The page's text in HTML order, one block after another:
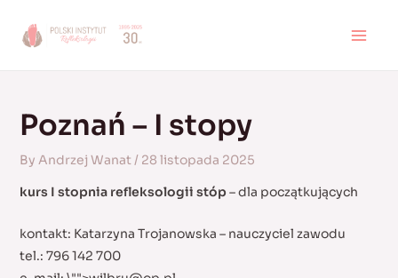
Poznań – I stopy
By Andrzej Wanat/ 28 listopada 2025
kurs I stopnia refleksologii stóp– dla początkujących
kontakt: Katarzyna Trojanowska – nauczyciel zawodu
tel.: 796 142 700